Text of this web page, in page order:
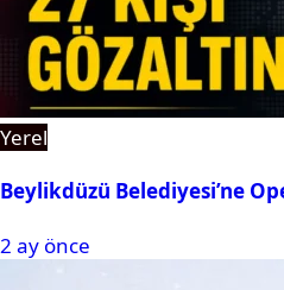
Yerel
Beylikdüzü Belediyesi’ne
2 ay önce